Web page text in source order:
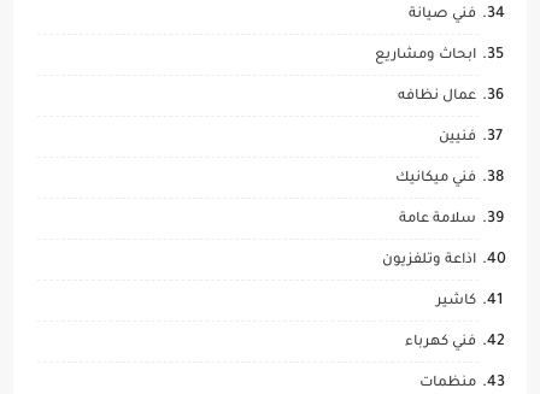
فني صيانة
ابحاث ومشاريع
عمال نظافه
فنيين
فني ميكانيك
سلامة عامة
اذاعة وتلفزيون
كاشير
فني كهرباء
منظمات